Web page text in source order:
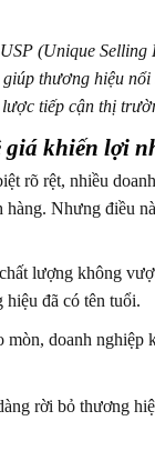
(Unique Selling
thương hiệu
tiếp cận thị
giá khiến lợi
rõ rệt, nhiều
hàng. Nhưng điều
lượng không
hiệu đã có tên tuổi.
mòn, doanh nghiệp
rời bỏ thương